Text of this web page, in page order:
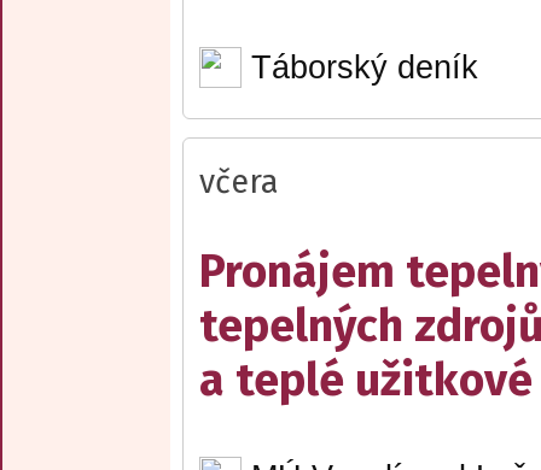
Táborský deník
včera
Pronájem
tepelných
a teplé užitkové